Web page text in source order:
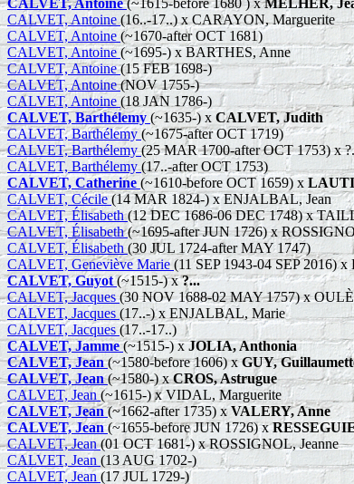
CALVET, Antoine(16..-17..) x CARAYON, Marguerite
CALVET, Antoine (~1670-after OCT 1681)
CALVET, Antoine(~1695-) x BARTHES, Anne
CALVET, Antoine(15 FEB 1698-)
CALVET, Antoine(NOV 1755-)
CALVET, Antoine (18 JAN 1786-)
CALVET, Barthélemy (~1635-) x CALVET, Judith
CALVET, Barthélemy(~1675-after OCT 1719)
CALVET, Barthélemy(25 MAR 1700-after OCT 1753) x
CALVET, Barthélemy(17..-after OCT 1753)
CALVET, Catherine (~1610-before OCT 1659) x
CALVET, Cécile(14 MAR 1824-) x ENJALBAL, Jean
CALVET, Élisabeth(12 DEC 1686-06 DEC 1748) x
CALVET, Élisabeth(~1695-after JUN 1726) x
CALVET, Élisabeth(30 JUL 1724-after MAY 1747)
CALVET, Geneviève Marie(11 SEP 1943-04 SEP 2016)
CALVET, Guyot (~1515-) x?...
CALVET, Jacques(30 NOV 1688-02 MAY 1757) x
CALVET, Jacques (17..-) x ENJALBAL, Marie
CALVET, Jacques (17..-17..)
CALVET, Jamme (~1515-) xJOLIA, Anthonia
CALVET, Jean (~1580-before 1606) xGUY,
CALVET, Jean (~1580-) xCROS, Astrugue
CALVET, Jean (~1615-) x VIDAL, Marguerite
CALVET, Jean (~1662-after 1735) xVALERY, Anne
CALVET, Jean(~1655-before JUN 1726) x
CALVET, Jean(01 OCT 1681-) x ROSSIGNOL, Jeanne
CALVET, Jean (13 AUG 1702-)
CALVET, Jean(17 JUL 1729-)